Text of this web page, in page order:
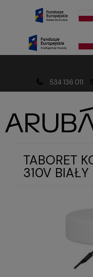
534 136 011
TABORET
310V BIAŁY